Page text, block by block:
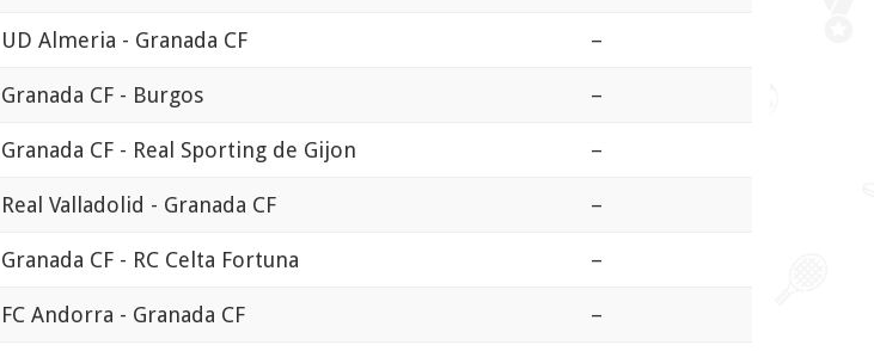
UD Almeria - Granada CF –
Granada CF - Burgos –
Granada CF - Real Sporting de Gijon –
Real Valladolid - Granada CF –
Granada CF - RC Celta Fortuna –
FC Andorra - Granada CF –